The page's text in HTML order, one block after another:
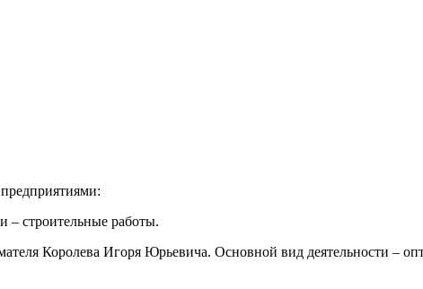
– строительные работы.
Королева Игоря Юрьевича. Основной вид деятельности –